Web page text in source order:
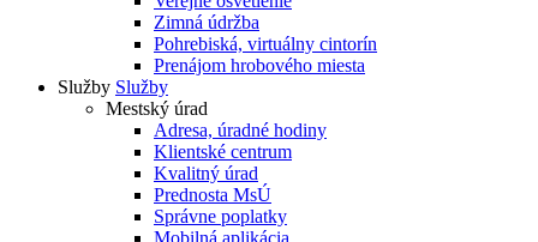
Zimná údržba
Pohrebiská, virtuálny cintorín
Prenájom hrobového miesta
Služby Služby
Mestský úrad
Adresa, úradné hodiny
Klientské centrum
Kvalitný úrad
Prednosta MsÚ
Správne poplatky